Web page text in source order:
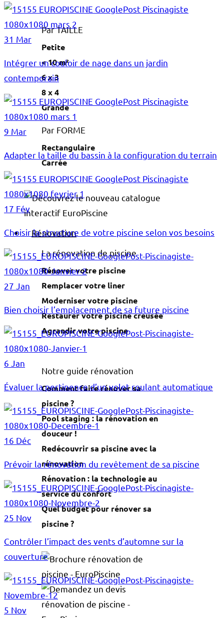
Par TAILLE
Petite
< 10 m²
6 x 3
8 x 4
Grande
Par FORME
Rectangulaire
Carrée
Rénovation
La rénovation de piscine
Rénover votre piscine
Remplacer votre liner
Moderniser votre piscine
Restaurer votre piscine creusée
Agrandir votre piscine
Notre guide rénovation
Comment faire rénover sa
piscine ?
Pool staging : la rénovation en
douceur !
Redécouvrir sa piscine avec la
rénovation
Rénovation : la technologie au
service du confort
Quel budget pour rénover sa
piscine ?
31 Mar
Intégrer un couloir de nage dans un jardin
contemporain
9 Mar
Adapter la taille du bassin à la configuration du terrain
17 Fév
Choisir la structure de votre piscine selon vos besoins
27 Jan
Bien choisir l’emplacement de sa future piscine
6 Jan
Évaluer la pertinence d’un volet roulant automatique
16 Déc
Prévoir la rénovation du revêtement de sa piscine
25 Nov
Contrôler l’impact des vents d’automne sur la
couverture
5 Nov